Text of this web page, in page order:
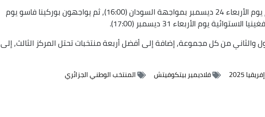
وسيبدأ "الخضر" مشوارهم يوم الأربعاء 24 ديسمبر بمواجهة السودان (16:00), ثم يواجهون بوركينا فاسو يوم
والثاني من كل مجموعة, إضافة إلى أفضل أربعة منتخبات تحتل المركز الثالث, إلى
2025 فلاديمير بيتكوفيتش المنتخب الوطني الجزائري